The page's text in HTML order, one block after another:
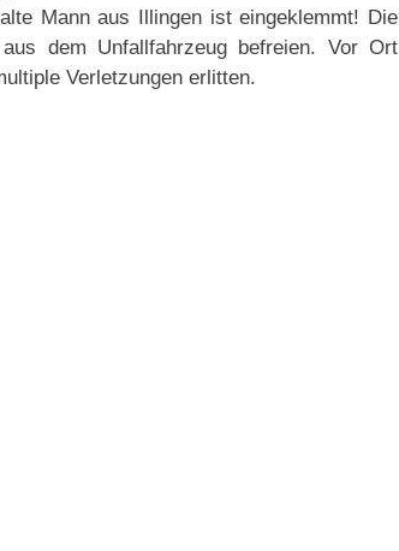
Mann aus Illingen ist eingeklemmt! Die
dem Unfallfahrzeug befreien. Vor Ort
Verletzungen erlitten.